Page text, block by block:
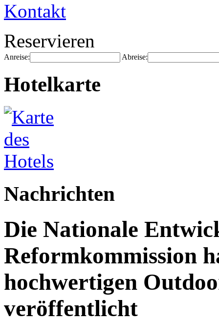
Kontakt
Reservieren
Anreise: Abreise:
Hotelkarte
Nachrichten
Die Nationale
Reformkommission
hochwertigen
veröffentlicht